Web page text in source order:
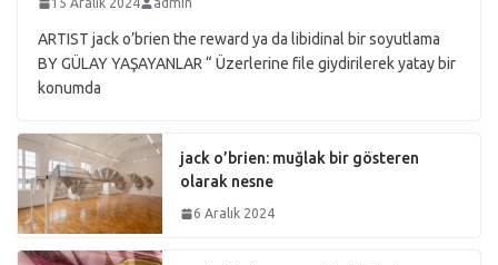
15 Aralık 2024 admin
ARTIST jack o’brien the reward ya da libidinal bir soyutlama
BY GÜLAY YAŞAYANLAR “ Üzerlerine file giydirilerek yatay bir
konumda
jack o’brien: muğlak bir gösteren
olarak nesne
6 Aralık 2024